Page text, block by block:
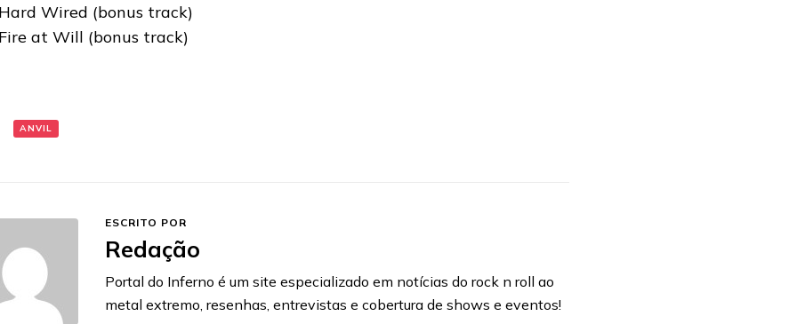
Wired (bonus track)
at Will (bonus track)
ANVIL
ESCRITO POR
Redação
Portal do Inferno é um site especializado em notícias do rock n roll ao
metal extremo, resenhas, entrevistas e cobertura de shows e eventos!